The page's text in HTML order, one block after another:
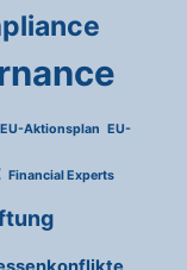
EU-Aktionsplan EU-
Financial Experts